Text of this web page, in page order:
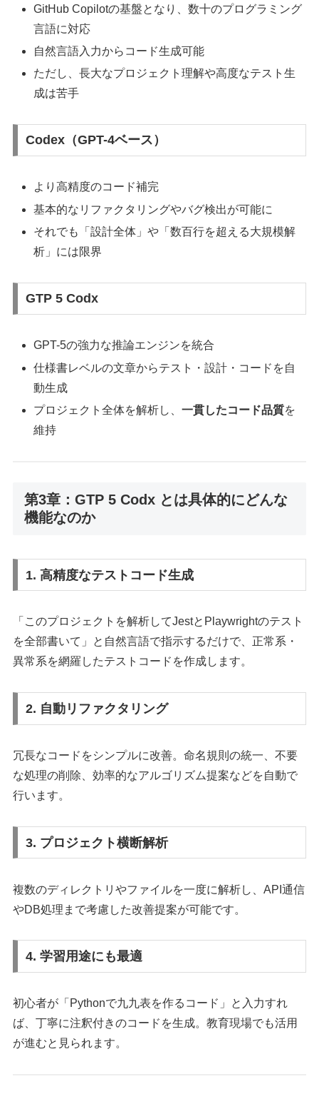
GitHub Copilotの基盤となり、数十のプログラミング
言語に対応
自然言語入力からコード生成可能
ただし、長大なプロジェクト理解や高度なテスト生
成は苦手
Codex（GPT-4ベース）
より高精度のコード補完
基本的なリファクタリングやバグ検出が可能に
それでも「設計全体」や「数百行を超える大規模解
析」には限界
GTP 5 Codx
GPT-5の強力な推論エンジンを統合
仕様書レベルの文章からテスト・設計・コードを自
動生成
プロジェクト全体を解析し、一貫したコード品質を
維持
第3章：GTP 5 Codx とは具体的にどんな
機能なのか
1. 高精度なテストコード生成
「このプロジェクトを解析してJestとPlaywrightのテスト
を全部書いて」と自然言語で指示するだけで、正常系・
異常系を網羅したテストコードを作成します。
2. 自動リファクタリング
冗長なコードをシンプルに改善。命名規則の統一、不要
な処理の削除、効率的なアルゴリズム提案などを自動で
行います。
3. プロジェクト横断解析
複数のディレクトリやファイルを一度に解析し、API通信
やDB処理まで考慮した改善提案が可能です。
4. 学習用途にも最適
初心者が「Pythonで九九表を作るコード」と入力すれ
ば、丁寧に注釈付きのコードを生成。教育現場でも活用
が進むと見られます。